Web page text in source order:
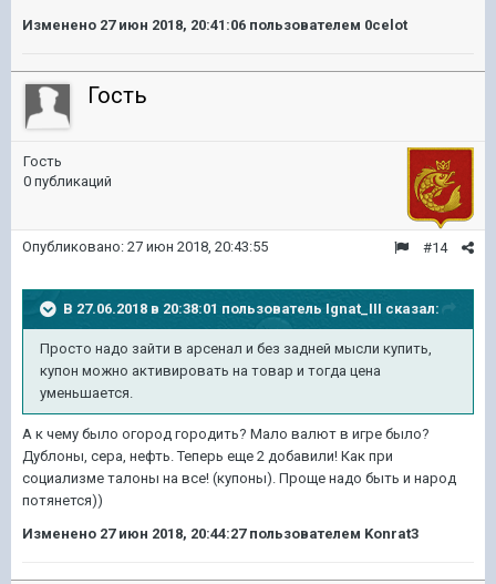
Изменено 27 июн 2018, 20:41:06 пользователем 0celot
Гость
Гость
0 публикаций
#14
Опубликовано: 27 июн 2018, 20:43:55
В 27.06.2018 в 20:38:01 пользователь Ignat_III сказал:
Просто надо зайти в арсенал и без задней мысли купить,
купон можно активировать на товар и тогда цена
уменьшается.
А к чему было огород городить? Мало валют в игре было?
Дублоны, сера, нефть. Теперь еще 2 добавили! Как при
социализме талоны на все! (купоны). Проще надо быть и народ
потянется))
Изменено 27 июн 2018, 20:44:27пользователем Konrat3